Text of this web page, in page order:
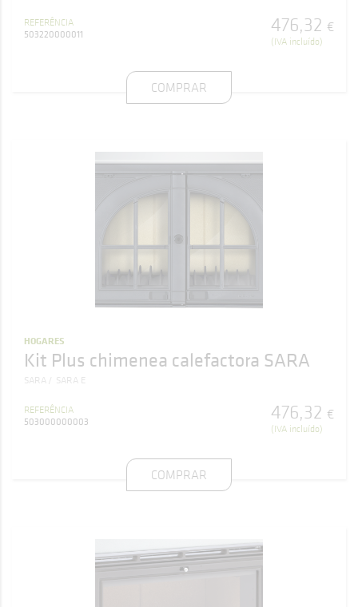
REFERÊNCIA
503220000011
476,32 €
(IVA incluído)
COMPRAR
HOGARES
Kit Plus chimenea calefactora SARA
SARA SARA E
REFERÊNCIA
503000000003
476,32 €
(IVA incluído)
COMPRAR